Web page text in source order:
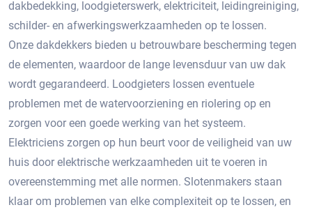
dakbedekking, loodgieterswerk, elektriciteit, leidingreiniging,
schilder- en afwerkingswerkzaamheden op te lossen.
Onze dakdekkers bieden u betrouwbare bescherming tegen
de elementen, waardoor de lange levensduur van uw dak
wordt gegarandeerd. Loodgieters lossen eventuele
problemen met de watervoorziening en riolering op en
zorgen voor een goede werking van het systeem.
Elektriciens zorgen op hun beurt voor de veiligheid van uw
huis door elektrische werkzaamheden uit te voeren in
overeenstemming met alle normen. Slotenmakers staan ​​
klaar om problemen van elke complexiteit op te lossen, en